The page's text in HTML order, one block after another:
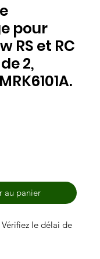
pour
RS et RC
2,
au panier
le délai de